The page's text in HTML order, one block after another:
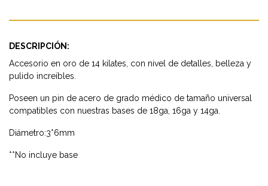
DESCRIPCIÓN:
Accesorio en oro de 14 kilates, con nivel de detalles, belleza y
pulido increíbles.
Poseen un pin de acero de grado médico de tamaño universal
compatibles con nuestras bases de 18ga, 16ga y 14ga.
Diámetro:3*6mm
**No incluye base